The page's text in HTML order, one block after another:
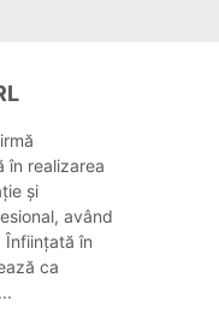
în realizarea
și
având
Înființată în
ca